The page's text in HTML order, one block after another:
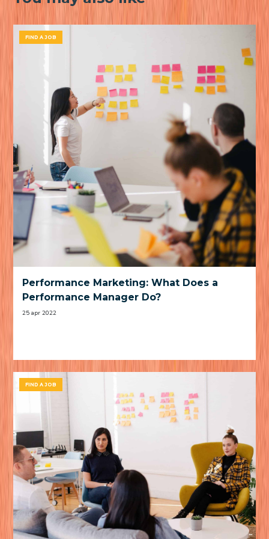
FIND A JOB
Performance Marketing: What Does a
Performance Manager Do?
25 apr 2022
FIND A JOB